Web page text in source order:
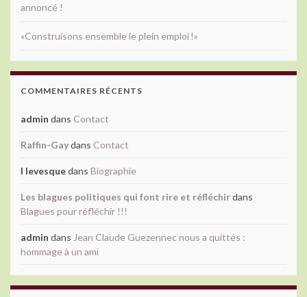
annoncé !
«Construisons ensemble le plein emploi !»
COMMENTAIRES RÉCENTS
admin dans Contact
Raffin-Gaydans Contact
l levesquedans Biographie
Les blagues politiques qui font rire et réfléchirdans
Blagues pour réfléchir !!!
admin dans Jean Claude Guezennec nous a quittés :
hommage à un ami